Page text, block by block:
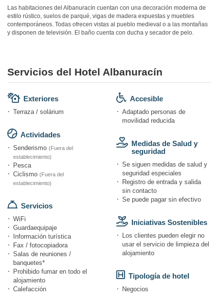
Las habitaciones del Albanuracín cuentan con una decoración moderna de
estilo rústico, suelos de parqué, vigas de madera expuestas y muebles
contemporáneos. Todas ofrecen vistas al pueblo medieval o a las montañas
y disponen de televisión. El baño cuenta con ducha y secador de pelo.
Servicios del Hotel Albanuracín
Exteriores
Terraza / solárium
Actividades
Senderismo (Fuera del
establecimiento)
Pesca
Ciclismo (Fuera del
establecimiento)
Servicios
WiFi
Guardaequipaje
Información turística
Fax / fotocopiadora
Salas de reuniones /
banquetes*
Prohibido fumar en todo el
alojamiento
Calefacción
Accesible
Adaptado personas de
movilidad reducida
Medidas de Salud y
seguridad
Se siguen medidas de salud y
seguridad especiales
Registro de entrada y salida
sin contacto
Se puede pagar sin efectivo
Iniciativas Sostenibles
Los clientes pueden elegir no
usar el servicio de limpieza del
alojamiento
Tipología de hotel
Negocios